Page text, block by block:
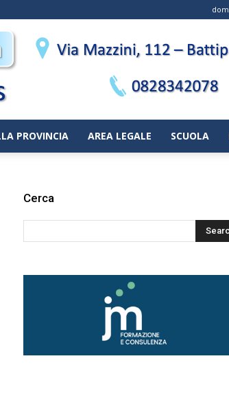
PROVINCIA AREA LEGALE SCUOLA
Cerca